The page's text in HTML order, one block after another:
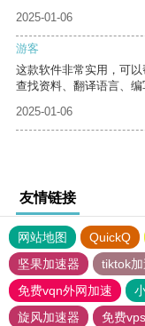
2025-01-06
游客
这款软件非常实用，可
查找资料、翻译语言、编
2025-01-06
友情链接
网站地图 QuickQ
坚果加速器
tiktok
免费vqn外网加速
旋风加速器
免费